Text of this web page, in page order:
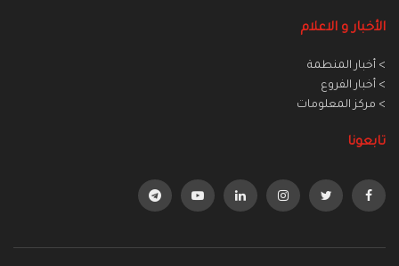
الأخبار و الاعلام
> أخبار المنطمة
> أخبار الفروع
> مركز المعلومات
تابعونا